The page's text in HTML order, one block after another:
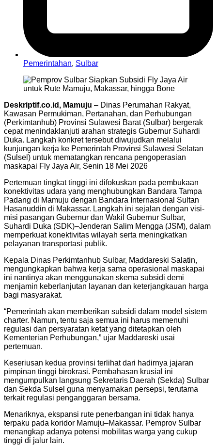
Pemerintahan, Sulbar
Deskriptif.co.id, Mamuju – Dinas Perumahan Rakyat,
Kawasan Permukiman, Pertanahan, dan Perhubungan
(Perkimtanhub) Provinsi Sulawesi Barat (Sulbar) bergerak
cepat menindaklanjuti arahan strategis Gubernur Suhardi
Duka. Langkah konkret tersebut diwujudkan melalui
kunjungan kerja ke Pemerintah Provinsi Sulawesi Selatan
(Sulsel) untuk mematangkan rencana pengoperasian
maskapai Fly Jaya Air, Senin 18 Mei 2026
Pertemuan tingkat tinggi ini difokuskan pada pembukaan
konektivitas udara yang menghubungkan Bandara Tampa
Padang di Mamuju dengan Bandara Internasional Sultan
Hasanuddin di Makassar. Langkah ini sejalan dengan visi-
misi pasangan Gubernur dan Wakil Gubernur Sulbar,
Suhardi Duka (SDK)–Jenderan Salim Mengga (JSM), dalam
memperkuat konektivitas wilayah serta meningkatkan
pelayanan transportasi publik.
Kepala Dinas Perkimtanhub Sulbar, Maddareski Salatin,
mengungkapkan bahwa kerja sama operasional maskapai
ini nantinya akan menggunakan skema subsidi demi
menjamin keberlanjutan layanan dan keterjangkauan harga
bagi masyarakat.
“Pemerintah akan memberikan subsidi dalam model sistem
charter. Namun, tentu saja semua ini harus memenuhi
regulasi dan persyaratan ketat yang ditetapkan oleh
Kementerian Perhubungan,” ujar Maddareski usai
pertemuan.
Keseriusan kedua provinsi terlihat dari hadirnya jajaran
pimpinan tinggi birokrasi. Pembahasan krusial ini
mengumpulkan langsung Sekretaris Daerah (Sekda) Sulbar
dan Sekda Sulsel guna menyamakan persepsi, terutama
terkait regulasi penganggaran bersama.
Menariknya, ekspansi rute penerbangan ini tidak hanya
terpaku pada koridor Mamuju–Makassar. Pemprov Sulbar
menangkap adanya potensi mobilitas warga yang cukup
tinggi di jalur lain.